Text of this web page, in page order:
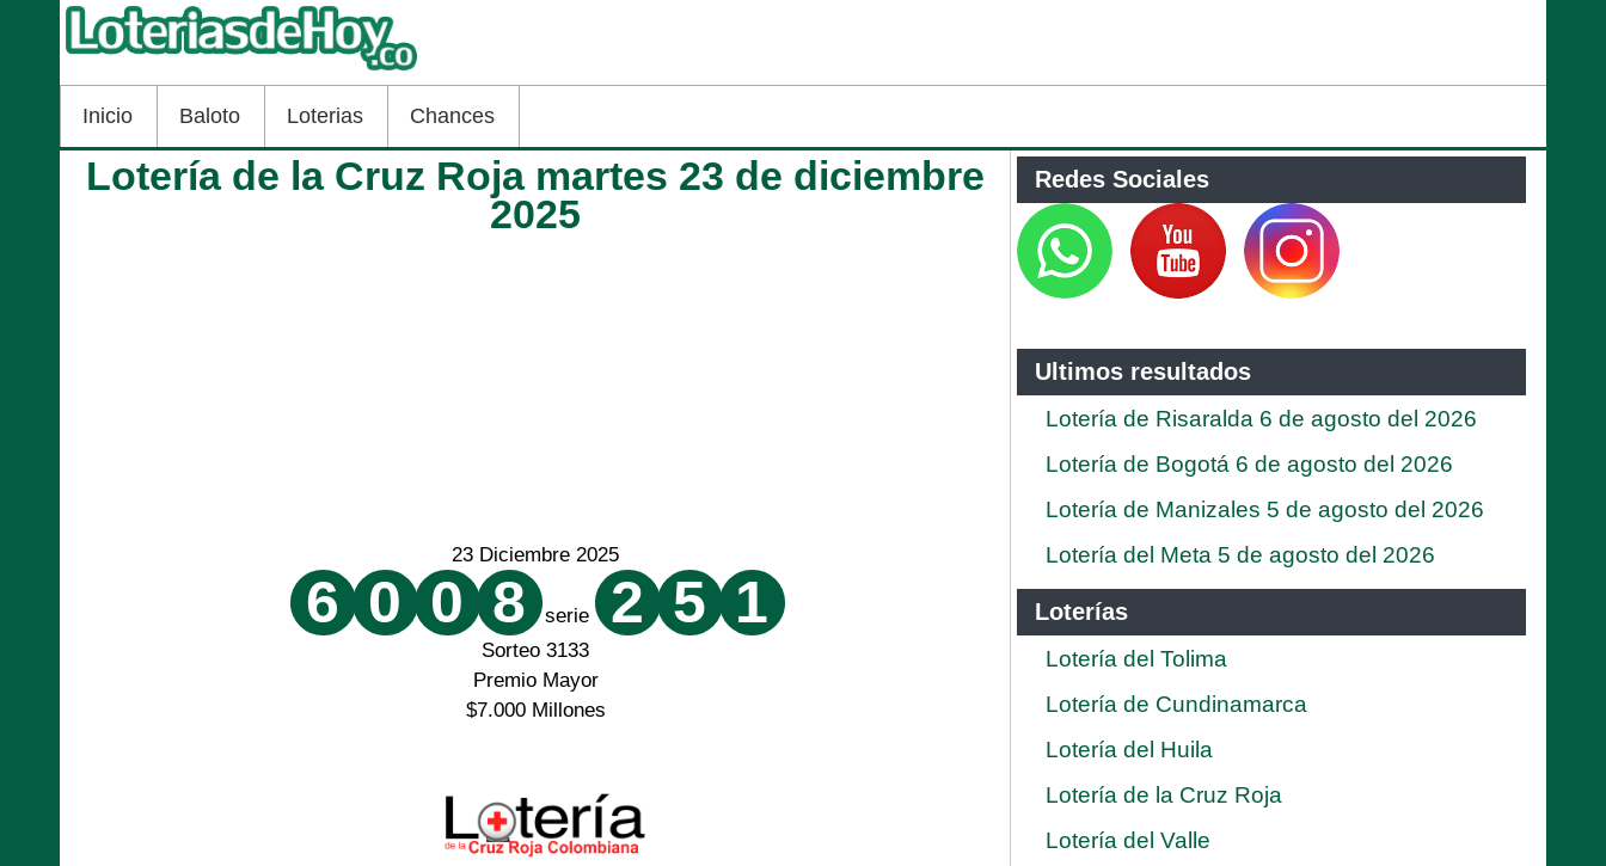
Inicio Baloto Loterias Chances
Lotería de la Cruz Roja martes 23 de diciembre
2025
23 Diciembre 2025
6 0 0 8 serie 2 5 1
Sorteo 3133
Premio Mayor
$7.000 Millones
Redes Sociales
Ultimos resultados
Lotería de Risaralda 6 de agosto del 2026
Lotería de Bogotá 6 de agosto del 2026
Lotería de Manizales 5 de agosto del 2026
Lotería del Meta 5 de agosto del 2026
Loterías
Lotería del Tolima
Lotería de Cundinamarca
Lotería del Huila
Lotería de la Cruz Roja
Lotería del Valle